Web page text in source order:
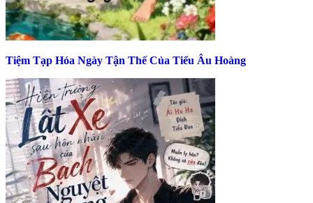
Tiệm Tạp Hóa Ngày Tận Thế Của Tiểu Âu Hoàng